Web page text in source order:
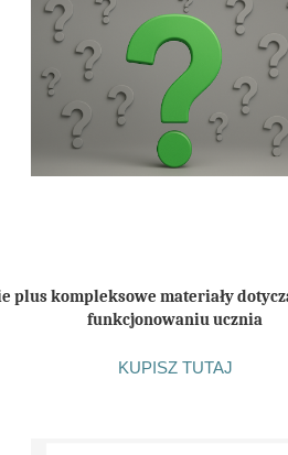
plus kompleksowe materiały
funkcjonowaniu ucznia
KUPISZ TUTAJ